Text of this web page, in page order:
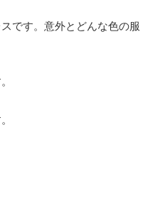
です。意外とどんな色の服